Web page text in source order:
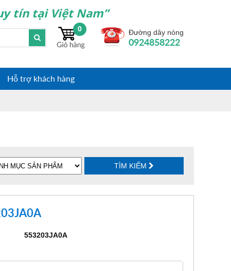
tín tại Việt Nam”
Đường dây nóng
0924858222
0
Hỗ trợ khách hàng
TÌM KIẾM
553203JA0A